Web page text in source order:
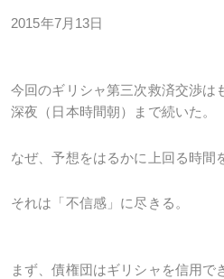
2015年7月13日
今回のギリシャ第三次救済交渉は
深夜（日本時間朝）まで続いた。
なぜ、予想をはるかに上回る時間
それは「不信感」に尽きる。
まず、債権団はギリシャを信用で